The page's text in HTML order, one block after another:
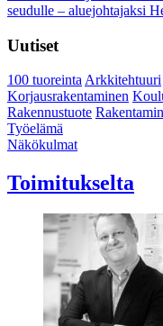
seudulle – aluejohtajaksi
Uutiset
100 tuoreintaArkkitehtuuri
Korjausrakentaminen
Rakennustuote
Työelämä
Näkökulmat
Toimitukselta